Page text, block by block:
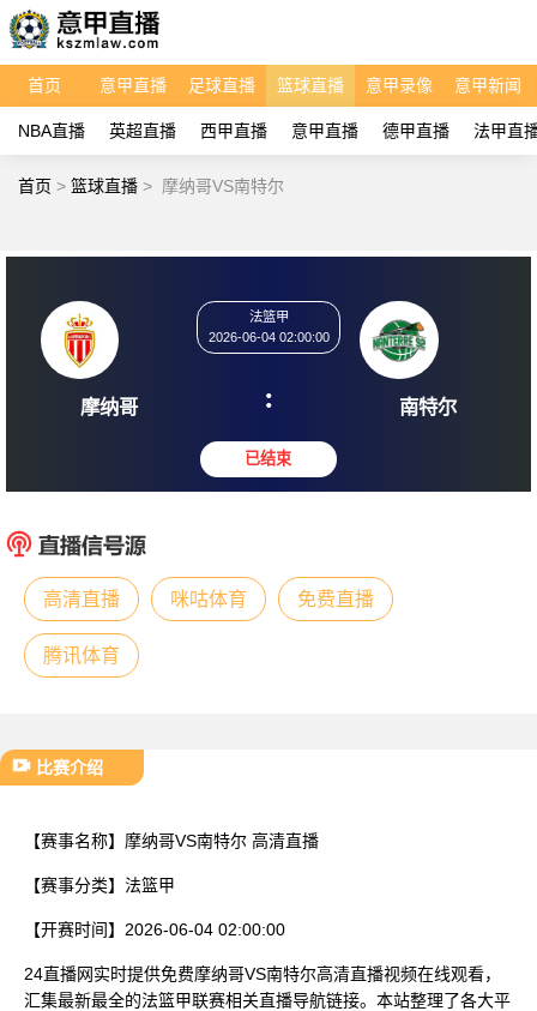
首页 意甲直播 足球直播 篮球直播 意甲录像 意甲新闻
NBA直播 英超直播 西甲直播 意甲直播 德甲直播 法甲直
首页 > 篮球直播 > 摩纳哥VS南特尔
摩纳哥
2026-06-04 02:00:00
: 南
高清直播 咪咕体育 免费直播
腾讯体育
比赛介绍
【赛事名称】 摩纳哥VS南特尔 高清直播
【赛事分类】 法篮甲
【开赛时间】 2026-06-04 02:00:00
24直播网实时提供免费摩纳哥VS南特尔高清直播视频在线观看，
汇集最新最全的法篮甲联赛相关直播导航链接。本站整理了各大平